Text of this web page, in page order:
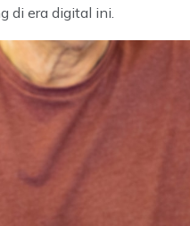
di era digital ini.